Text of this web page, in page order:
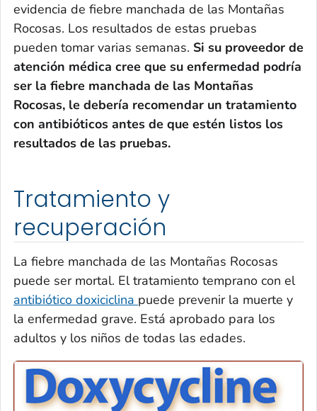
evidencia de fiebre manchada de las Montañas
Rocosas. Los resultados de estas pruebas
pueden tomar varias semanas. Si su proveedor de
atención médica cree que su enfermedad podría
ser la fiebre manchada de las Montañas
Rocosas, le debería recomendar un tratamiento
con antibióticos antes de que estén listos los
resultados de las pruebas.
Tratamiento y
recuperación
La fiebre manchada de las Montañas Rocosas
puede ser mortal. El tratamiento temprano con el
antibiótico doxiciclina puede prevenir la muerte y
la enfermedad grave. Está aprobado para los
adultos y los niños de todas las edades.